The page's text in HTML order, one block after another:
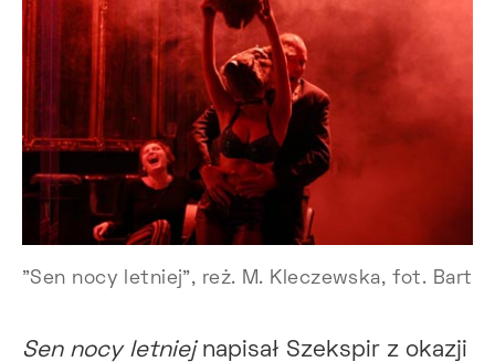
"Sen nocy letniej", reż. M. Kleczewska, fot. Bart
Sen nocy letniejnapisał Szekspir z okazji